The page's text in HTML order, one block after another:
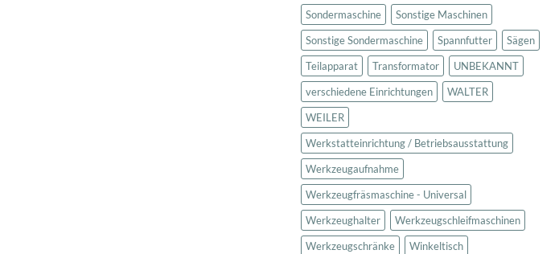
Sondermaschine
Sonstige Maschinen
Sonstige Sondermaschine
Spannfutter
Sägen
Teilapparat
Transformator
UNBEKANNT
verschiedene Einrichtungen
WALTER
WEILER
Werkstatteinrichtung / Betriebsausstattung
Werkzeugaufnahme
Werkzeugfräsmaschine - Universal
Werkzeughalter
Werkzeugschleifmaschinen
Werkzeugschränke
Winkeltisch